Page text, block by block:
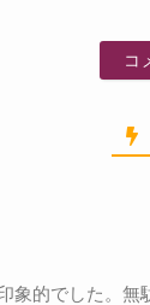
象的でした。無